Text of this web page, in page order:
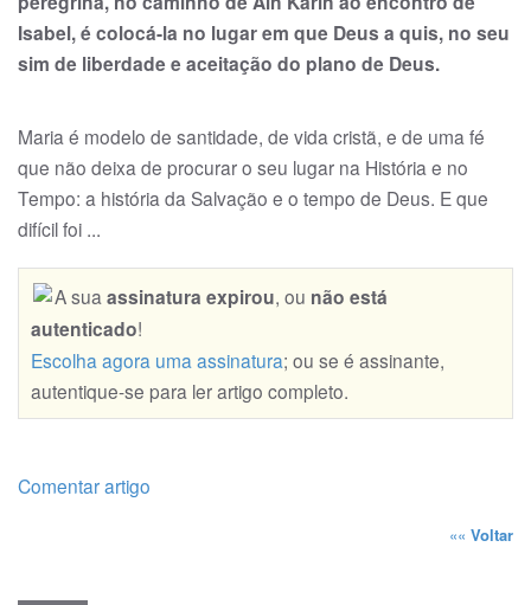
Isabel, é colocá-la no lugar em que Deus a quis, no seu
sim de liberdade e aceitação do plano de Deus.
Maria é modelo de santidade, de vida cristã, e de uma fé
que não deixa de procurar o seu lugar na Histó­ria e no
Tempo: a história da Salvação e o tempo de Deus. E que
difícil foi ...
A sua assinatura expirou, ou não está
autenticado!
Escolha agora uma assinatura; ou se é assinante,
autentique-se para ler artigo completo.
Comentar artigo
«« Voltar